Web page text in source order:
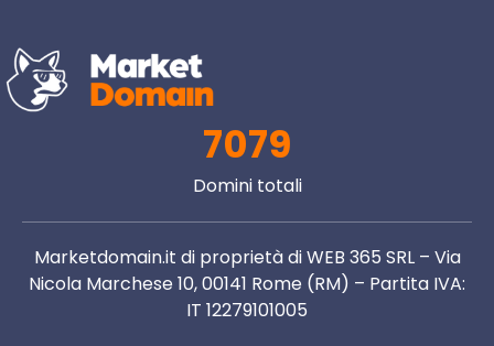
7079
Domini totali
Marketdomain.it di proprietà di WEB 365 SRL – Via
Nicola Marchese 10, 00141 Rome (RM) – Partita IVA:
IT 12279101005